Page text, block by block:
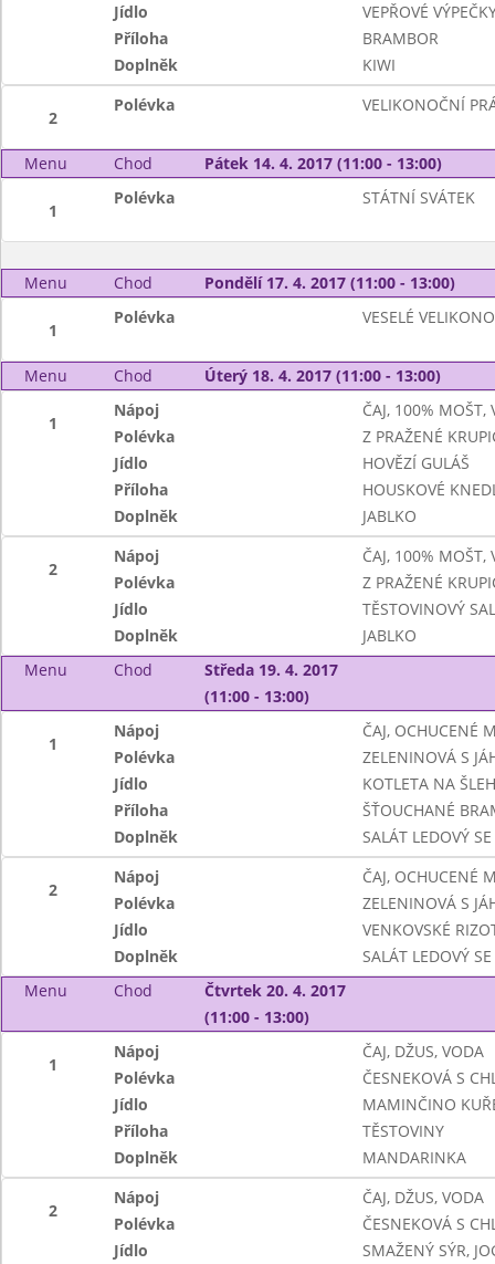
Jídlo
VEPŘOVÉ
Příloha
BRAMBOR
Doplněk
KIWI
2
Polévka VELIKONOČNÍ
Menu Chod Pátek 14. 4. 2017 (11:00 - 13:00)
1
Polévka STÁTNÍ SVÁTEK
Menu Chod Pondělí 17. 4. 2017 (11:00 - 13:00)
1
Polévka VESELÉ
Menu Chod Úterý 18. 4. 2017 (11:00 - 13:00)
1
Nápoj
ČAJ, 100% MOŠT,
Polévka
Z PRAŽENÉ
Jídlo
HOVĚZÍ GULÁŠ
Příloha
HOUSKOVÉ
Doplněk
JABLKO
2
Nápoj
ČAJ, 100% MOŠT,
Polévka
Z PRAŽENÉ
Jídlo
TĚSTOVINOVÝ
Doplněk
JABLKO
Menu
Chod
Středa 19. 4. 2017
(11:00 - 13:00)
1
Nápoj
ČAJ, OCHUCENÉ
Polévka
ZELENINOVÁ S
Jídlo
KOTLETA NA
Příloha
ŠŤOUCHANÉ
Doplněk
SALÁT LEDOVÝ
2
Nápoj
ČAJ, OCHUCENÉ
Polévka
ZELENINOVÁ S
Jídlo
VENKOVSKÉ
Doplněk
SALÁT LEDOVÝ
Menu
Chod
Čtvrtek 20. 4. 2017
(11:00 - 13:00)
1
Nápoj
ČAJ, DŽUS, VODA
Polévka
ČESNEKOVÁ S
Jídlo
MAMINČINO
Příloha
TĚSTOVINY
Doplněk
MANDARINKA
2
Nápoj
ČAJ, DŽUS, VODA
Polévka
ČESNEKOVÁ S
Jídlo
SMAŽENÝ SÝR,